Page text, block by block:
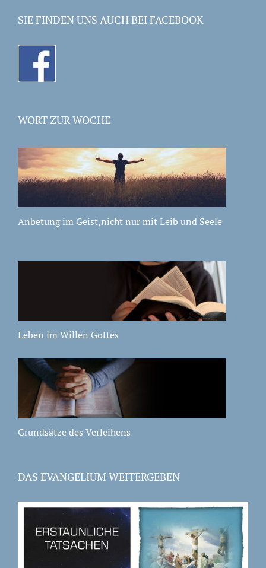
SIE FINDEN UNS AUCH BEI FACEBOOK
WORT ZUR WOCHE
Anbetung im Geist,nicht nur mit Leib und Seele
Leben im Willen Gottes
Grundsätze des Verleihens
DAS EVANGELIUM WEITERGEBEN